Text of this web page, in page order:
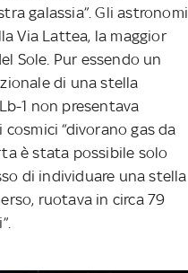
galassia”. Gli astronomi
Via Lattea, la maggior
Sole. Pur essendo un
di una stella
1 non presentava
“divorano gas da
è stata possibile solo
di individuare una stella
ruotava in circa 79